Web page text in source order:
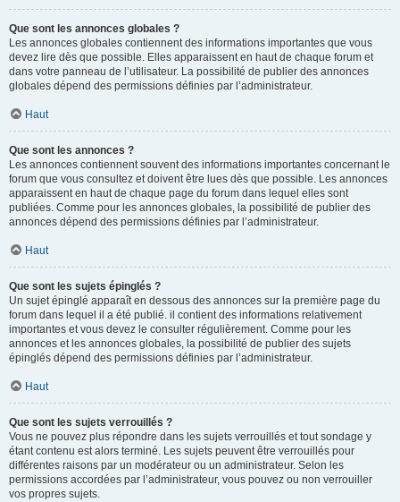
Que sont les annonces globales ?
Les annonces globales contiennent des informations importantes que vous
devez lire dès que possible. Elles apparaissent en haut de chaque forum et
dans votre panneau de l’utilisateur. La possibilité de publier des annonces
globales dépend des permissions définies par l’administrateur.
Haut
Que sont les annonces ?
Les annonces contiennent souvent des informations importantes concernant le
forum que vous consultez et doivent être lues dès que possible. Les annonces
apparaissent en haut de chaque page du forum dans lequel elles sont
publiées. Comme pour les annonces globales, la possibilité de publier des
annonces dépend des permissions définies par l’administrateur.
Haut
Que sont les sujets épinglés ?
Un sujet épinglé apparaît en dessous des annonces sur la première page du
forum dans lequel il a été publié. il contient des informations relativement
importantes et vous devez le consulter régulièrement. Comme pour les
annonces et les annonces globales, la possibilité de publier des sujets
épinglés dépend des permissions définies par l’administrateur.
Haut
Que sont les sujets verrouillés ?
Vous ne pouvez plus répondre dans les sujets verrouillés et tout sondage y
étant contenu est alors terminé. Les sujets peuvent être verrouillés pour
différentes raisons par un modérateur ou un administrateur. Selon les
permissions accordées par l’administrateur, vous pouvez ou non verrouiller
vos propres sujets.